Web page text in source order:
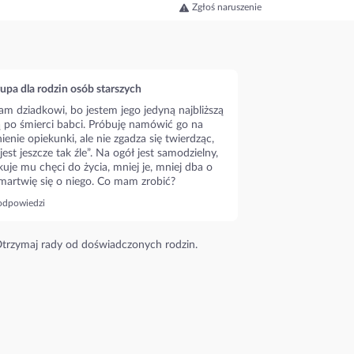
Zgłoś naruszenie
dla rodzin osób starszych
dziadkowi, bo jestem jego jedyną najbliższą
po śmierci babci. Próbuję namówić go na
opiekunki, ale nie zgadza się twierdząc,
jeszcze tak źle”. Na ogół jest samodzielny,
mu chęci do życia, mniej je, mniej dba o
się o niego. Co mam zrobić?
rady od doświadczonych rodzin.